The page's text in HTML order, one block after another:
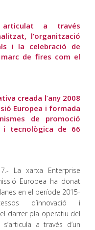
a través
l’organització
i la celebració de
de fires com el
creada l’any 2008
Europea i formada
de promoció
i tecnològica de 66
La xarxa Enterprise
Europea ha donat
en el període 2015-
d’innovació i
darrer pla operatiu del
a través d’un